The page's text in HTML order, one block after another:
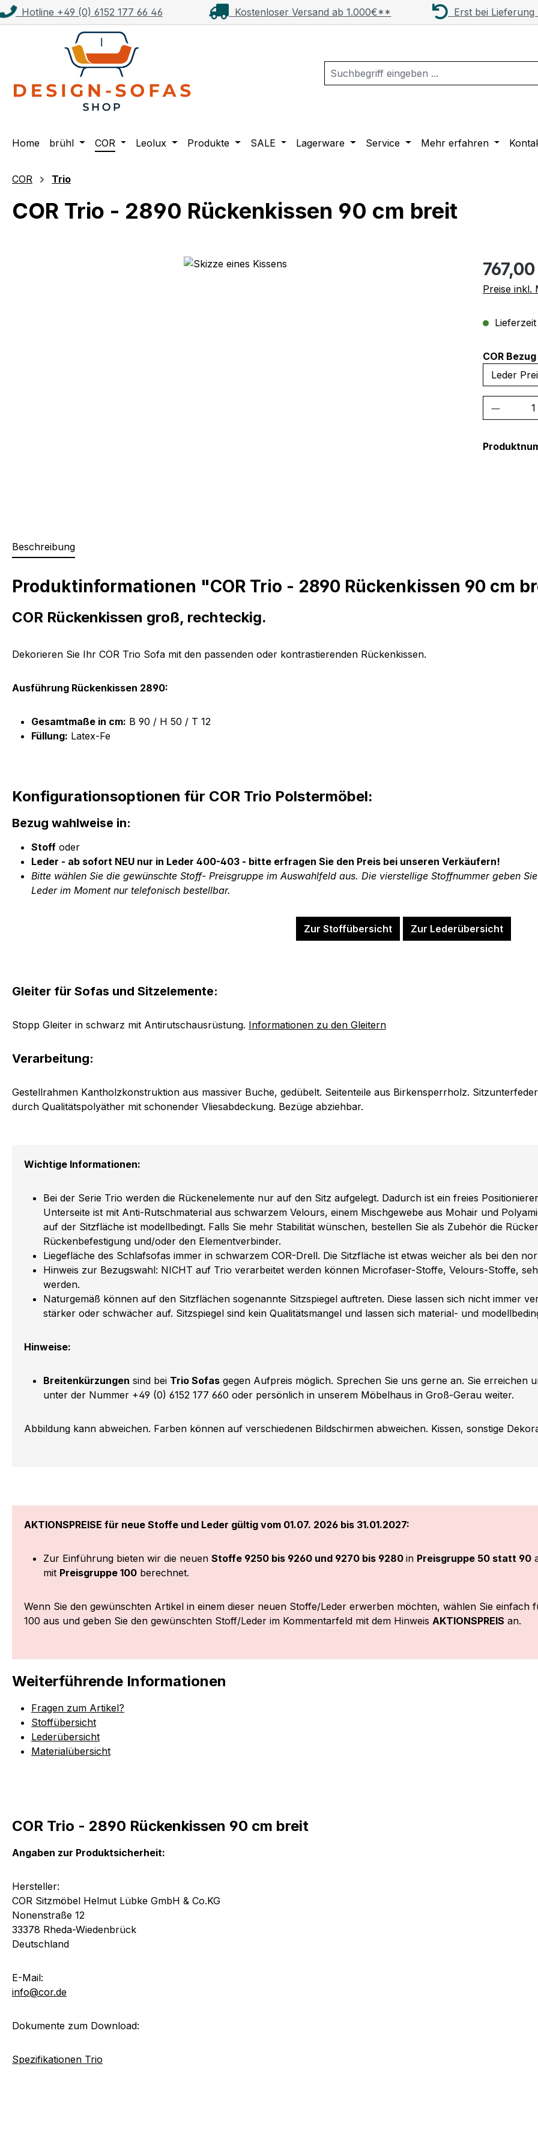
Hauptinhalt springen
Zur Suche springen
Zur Hauptnavigation springen
Hotline +49 (0) 6152 177 66 46 Kostenloser Versand ab 1.000€** Erst bei Lieferung
Home brühl COR Leolux Produkte SALE Lagerware Service Mehr erfahren
COR Trio
COR Trio - 2890 Rückenkissen 90 cm breit
Regulärer
Preise inkl.
COR
Beschreibung
Produktinformationen "COR Trio - 2890 Rückenkissen 90 cm
COR Rückenkissen groß, rechteckig.
Dekorieren Sie Ihr COR Trio Sofa mit den passenden oder kontrastierenden Rückenkissen.
Ausführung Rückenkissen 2890:
Gesamtmaße in cm: B 90 / H 50 / T 12
Füllung: Latex-Fe
Konfigurationsoptionen für COR Trio Polstermöbel:
Bezug wahlweise in:
Stoff oder
Leder - ab sofort NEU nur in Leder 400-403 - bitte erfragen Sie den Preis bei unseren Verkäufern!
Bitte wählen Sie die gewünschte Stoff- Preisgruppe im Auswahlfeld aus. Die vierstellige Stoffnummer geben
Leder im Moment nur telefonisch bestellbar.
Zur Stoffübersicht Zur Lederübersicht
Gleiter für Sofas und Sitzelemente:
Stopp Gleiter in schwarz mit Antirutschausrüstung. Informationen zu den Gleitern
Verarbeitung:
Gestellrahmen Kantholzkonstruktion aus massiver Buche, gedübelt. Seitenteile aus Birkensperrholz.
durch Qualitätspolyäther mit schonender Vliesabdeckung. Bezüge abziehbar.
Wichtige Informationen:
Bei der Serie Trio werden die Rückenelemente nur auf den Sitz aufgelegt. Dadurch ist ein freies
Unterseite ist mit Anti-Rutschmaterial aus schwarzem Velours, einem Mischgewebe aus Mohair und
auf der Sitzfläche ist modellbedingt. Falls Sie mehr Stabilität wünschen, bestellen Sie als Zubehör die
Rückenbefestigung und/oder den Elementverbinder.
Liegefläche des Schlafsofas immer in schwarzem COR-Drell. Die Sitzfläche ist etwas weicher als bei den
Hinweis zur Bezugswahl: NICHT auf Trio verarbeitet werden können Microfaser-Stoffe, Velours-Stoffe,
werden.
Naturgemäß können auf den Sitzflächen sogenannte Sitzspiegel auftreten. Diese lassen sich nicht immer
stärker oder schwächer auf. Sitzspiegel sind kein Qualitätsmangel und lassen sich material- und
Hinweise:
Breitenkürzungen sind bei Trio Sofas gegen Aufpreis möglich. Sprechen Sie uns gerne an. Sie erreichen
unter der Nummer +49 (0) 6152 177 660 oder persönlich in unserem Möbelhaus in Groß-Gerau weiter.
Abbildung kann abweichen. Farben können auf verschiedenen Bildschirmen abweichen. Kissen, sonstige
AKTIONSPREISE für neue Stoffe und Leder gültig vom 01.07. 2026 bis 31.01.2027:
Zur Einführung bieten wir die neuen Stoffe 9250 bis 9260 und 9270 bis 9280 in Preisgruppe 50 statt 90
mit Preisgruppe 100 berechnet.
Wenn Sie den gewünschten Artikel in einem dieser neuen Stoffe/Leder erwerben möchten, wählen Sie
100 aus und geben Sie den gewünschten Stoff/Leder im Kommentarfeld mit dem Hinweis AKTIONSPREIS an.
Weiterführende Informationen
Fragen zum Artikel?
Stoffübersicht
Lederübersicht
Materialübersicht
COR Trio - 2890 Rückenkissen 90 cm breit
Angaben zur Produktsicherheit:
Hersteller:
COR Sitzmöbel Helmut Lübke GmbH & Co.KG
Nonenstraße 12
33378 Rheda-Wiedenbrück
Deutschland
E-Mail:
info@cor.de
Dokumente zum Download:
Spezifikationen Trio